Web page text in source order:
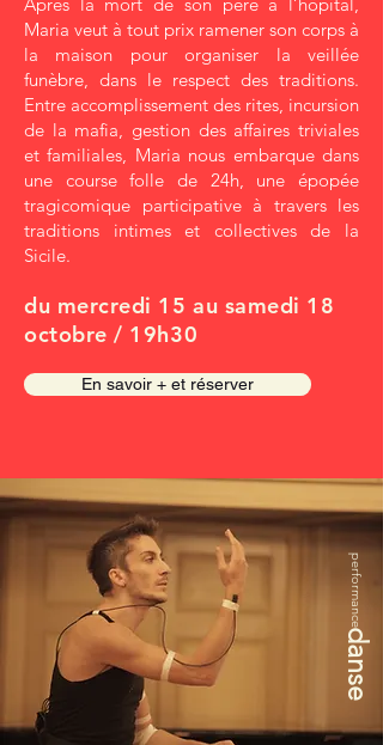
Maria veut à tout prix ramener son corps à
la maison pour organiser la veillée
funèbre, dans le respect des traditions.
Entre accomplissement des rites, incursion
de la mafia, gestion des affaires triviales
et familiales, Maria nous embarque dans
une course folle de 24h, une épopée
tragicomique participative à travers les
traditions intimes et collectives de la
Sicile.
du mercredi 15 au samedi 18
octobre / 19h30
En savoir + et réserver
performance
danse